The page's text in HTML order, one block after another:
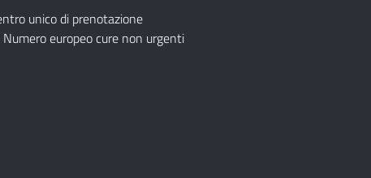
unico di prenotazione
europeo cure non urgenti